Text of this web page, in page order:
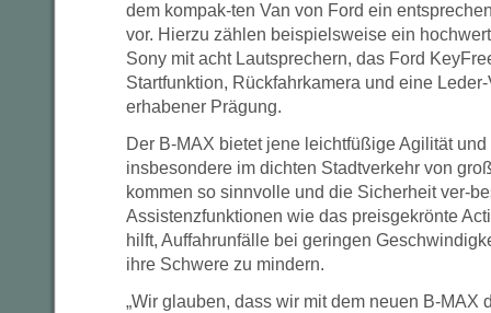
dem kompak-ten Van von Ford ein
vor. Hierzu zählen beispielsweise ein
Sony mit acht Lautsprechern, das Ford
Startfunktion, Rückfahrkamera und eine
erhabener Prägung.
Der B-MAX bietet jene leichtfüßige Agilität
insbesondere im dichten Stadtverkehr von
kommen so sinnvolle und die Sicherheit ver-
Assistenzfunktionen wie das preisgekrönte
hilft, Auffahrunfälle bei geringen
ihre Schwere zu mindern.
„Wir glauben, dass wir mit dem neuen B-MAX